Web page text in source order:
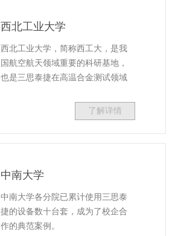
西北工业大学
西北工业大学，简称西工大，是我
国航空航天领域重要的科研基地，
也是三思泰捷在高温合金测试领域
了解详情
中南大学
中南大学各分院已累计使用三思泰
捷的设备数十台套，成为了校企合
作的典范案例。